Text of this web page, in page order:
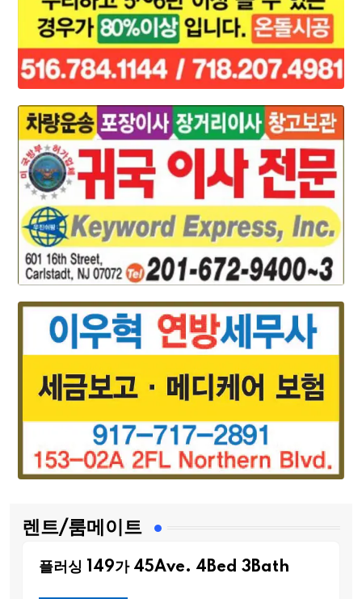
렌트/룸메이트
플러싱 149가 45Ave. 4Bed 3Bath